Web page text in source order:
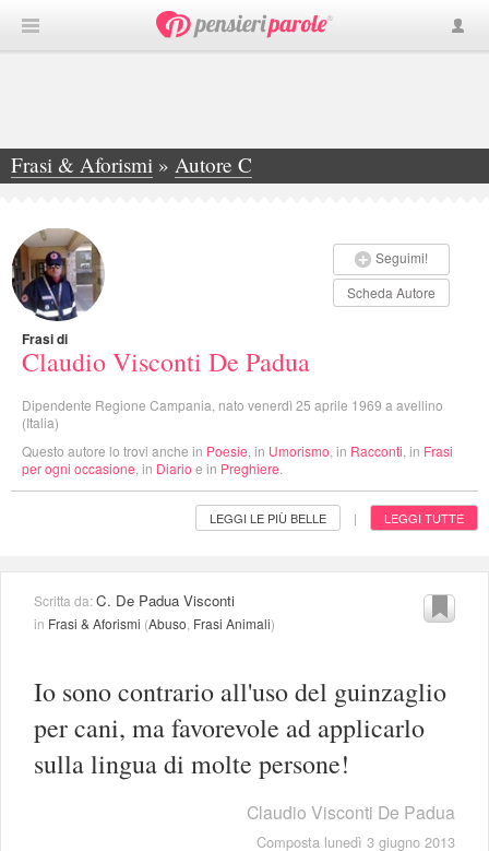
Frasi & Aforismi » Autore C
»Claudio Visconti De Padua
Seguimi!
Scheda Autore
Frasi di
Claudio Visconti De Padua
Dipendente Regione Campania, nato venerdì 25 aprile 1969 a avellino
(Italia)
Questo autore lo trovi anche in Poesie , in Umorismo , in Racconti , in Frasi
per ogni occasione , in Diario e in Preghiere
LEGGI LE PIÙ BELLE | LEGGI TUTTE
Scritta da:C. De Padua Visconti
in Frasi & Aforismi (Abuso, Frasi Animali)
Io sono contrario all'uso del guinzaglio
per cani, ma favorevole ad applicarlo
sulla lingua di molte persone!
Claudio Visconti De Padua
Composta lunedì 3 giugno 2013